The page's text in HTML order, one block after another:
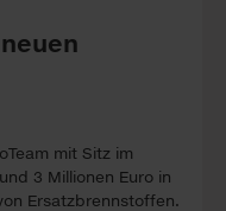
mit Sitz im
3 Millionen Euro in
Ersatzbrennstoffen.